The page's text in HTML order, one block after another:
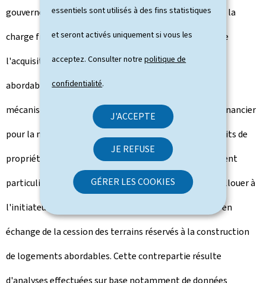
essentiels sont utilisés à des fins statistiques
et seront activés uniquement si vous les
acceptez. Consulter notrepolitique de
confidentialité.
J'ACCEPTE
JE REFUSE
GÉRER LES COOKIES
gouvernement a décidé d'opter pour un allègement de la
charge financière pesant sur la main publique en vue de
l'acquisition des fonds réservés pour les logements
abordables. Ainsi, il a été opté pour l'introduction d'un
mécanisme de contrepartie visant à réduire l'impact financier
pour la main publique tout en assurant à ce que les droits de
propriété privée de l'initiateur d'un plan d'aménagement
particulier soient garantis. Il s'agit en l'occurrence d'allouer à
l'initiateur 10 pour cent en plus de surface construite en
échange de la cession des terrains réservés à la construction
de logements abordables. Cette contrepartie résulte
d'analyses effectuées sur base notamment de données